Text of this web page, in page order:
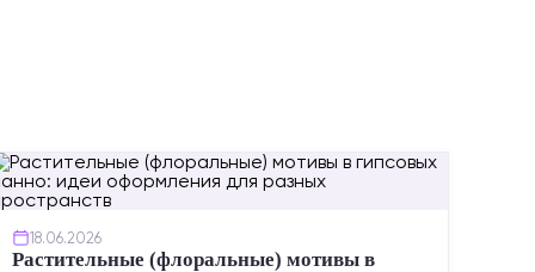
18.06.2026
Растительные (флоральные) мотивы в